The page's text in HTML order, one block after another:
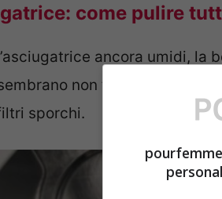
come pulire
ancora umidi, la
non terminare mai:
sporchi.